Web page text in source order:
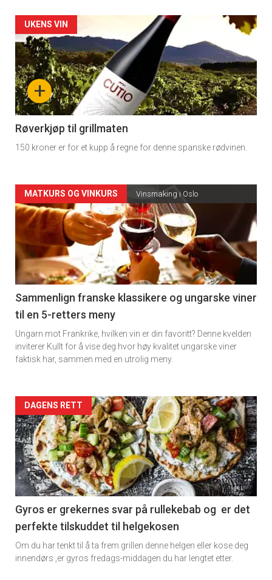
Forsiden
akkurat
nå
-
4
+
UKENS VIN
Røverkjøp til grillmaten
150 kroner er for et kupp å regne for denne spanske rødvinen.
Forsiden
akkurat
nå
-
5
MATKURS OG VINKURS Vinsmaking i Oslo
Sammenlign franske klassikere og ungarske viner
til en 5-retters meny
Ungarn mot Frankrike, hvilken vin er din favoritt? Denne kvelden
inviterer Kullt for å vise deg hvor høy kvalitet ungarske viner
faktisk har, sammen med en utrolig meny.
Forsiden
akkurat
nå
-
6
DAGENS RETT
Gyros er grekernes svar på rullekebab og er det
perfekte tilskuddet til helgekosen
Om du har tenkt til å ta frem grillen denne helgen eller kose deg
innendørs ,er gyros fredags-middagen du har lengtet etter.